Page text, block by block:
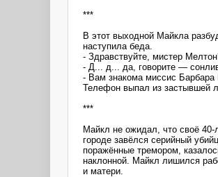
***
В этот выходной Майкла
наступила беда.
- Здравствуйте, мистер
- Д... д... да, говорите —
- Вам знакома миссис
Телефон выпал из застывшей
***
Майкл не ожидал, что своё
городе завёлся серийный
поражённые тремором,
наклонной. Майкл лишился
и матери.